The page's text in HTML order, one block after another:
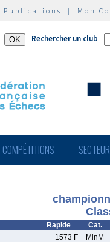
Publications | Mon
Rechercher un club
COMPÉTITIONS
Rapide
Cat.
1573 F
MinM